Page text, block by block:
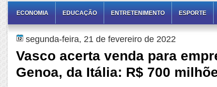
ECONOMIA EDUCAÇÃO ENTRETENIMENTO ESPORTE
segunda-feira, 21 de fevereiro de 2022
Vasco acerta venda para
Genoa, da Itália: R$ 700